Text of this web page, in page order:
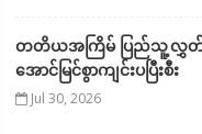
တတိယအကြိမ် ပြည်သူ့လွှတ်
အောင်မြင်စွာကျင်းပပြီးစီး
Jul 30, 2026